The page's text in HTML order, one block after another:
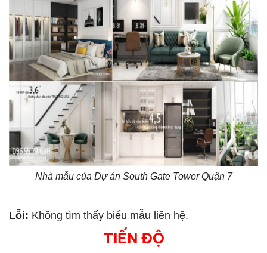
Nhà mẫu của Dự án South Gate Tower Quận 7
Lỗi: Không tìm thấy biểu mẫu liên hệ.
TIẾN ĐỘ